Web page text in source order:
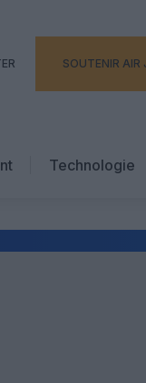
SOUTENIR AIR
Technologie